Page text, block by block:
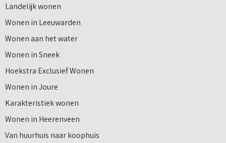
r
I
n
8
s
t
a
p
p
o
v
e
r
V
a
n
n
Landelijk wonen
Wonen in Leeuwarden
Wonen aan het water
Wonen in Sneek
Hoekstra Exclusief Wonen
Wonen in Joure
Karakteristiek wonen
Wonen in Heerenveen
Van huurhuis naar koophuis